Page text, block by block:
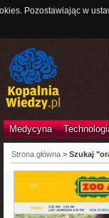
Pozostawiając w
Medycyna
Strona główna> Szukaj